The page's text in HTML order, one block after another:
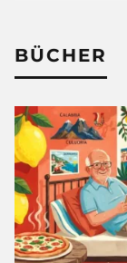
BÜCHER